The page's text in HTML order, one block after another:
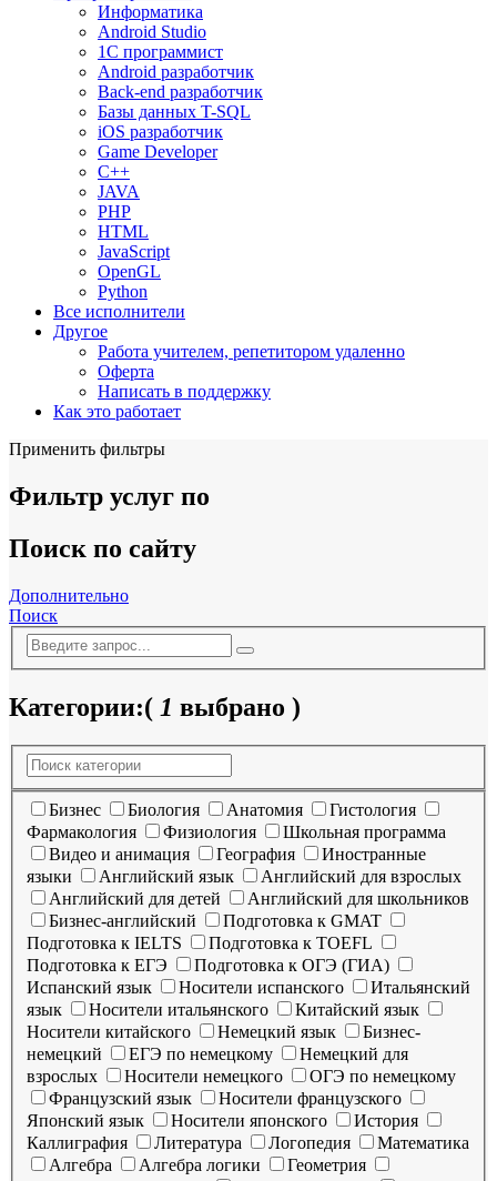
Информатика
Android Studio
1C программист
Android разработчик
Back-end разработчик
Базы данных T-SQL
iOS разработчик
Game Developer
C++
JAVA
PHP
HTML
JavaScript
OpenGL
Python
Все исполнители
Другое
Работа учителем, репетитором удаленно
Оферта
Написать в поддержку
Как это работает
Применить фильтры
Фильтр услуг по
Поиск по сайту
Дополнительно
Поиск
Категории:( 1 выбрано )
Бизнес Биология Анатомия
Гистология
Фармакология
Физиология
Школьная программа
Видео и анимация
География
Иностранные
языки
Английский язык
Английский для взрослых
Английский для детей
Английский для школьников
Бизнес-английский
Подготовка к GMAT
Подготовка к IELTS
Подготовка к TOEFL
Подготовка к ЕГЭ
Подготовка к ОГЭ (ГИА)
Испанский язык
Носители испанского
Итальянский
язык
Носители итальянского
Китайский язык
Носители китайского
Немецкий язык
Бизнес-
немецкий
ЕГЭ по немецкому
Немецкий для
взрослых
Носители немецкого
ОГЭ по немецкому
Французский язык
Носители французского
Японский язык
Носители японского
История
Каллиграфия
Литература Логопедия
Математика
Алгебра
Алгебра логики
Геометрия